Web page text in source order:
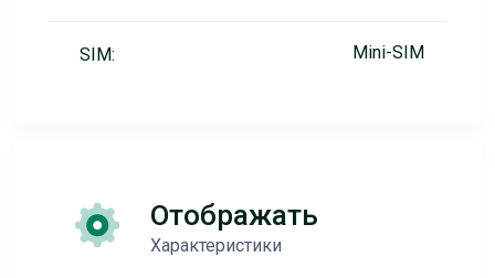
SIM: Mini-SIM
Отображать
Характеристики